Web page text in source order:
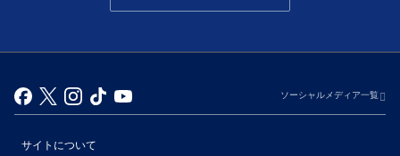
ソーシャルメディア一覧
サイトについて